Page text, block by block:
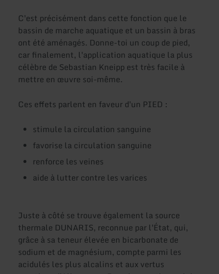
C'est précisément dans cette fonction que le
bassin de marche aquatique et un bassin à bras
ont été aménagés. Donne-toi un coup de pied,
car finalement, l'application aquatique la plus
célèbre de Sebastian Kneipp est très facile à
mettre en œuvre soi-même.
Ces effets parlent en faveur d'un PIED :
stimule la circulation sanguine
favorise la circulation sanguine
renforce les veines
aide à lutter contre les varices
Juste à côté se trouve également la source
thermale DUNARIS, reconnue par l'État, qui,
grâce à sa teneur élevée en bicarbonate de
sodium et de magnésium, compte parmi les
acidulés les plus alcalins et aux vertus